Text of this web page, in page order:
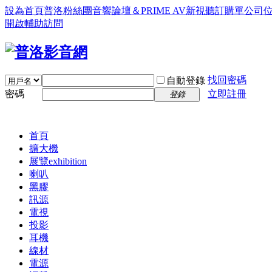
設為首頁普洛粉絲團音響論壇＆PRIME AV新視聽訂購單公司
開啟輔助訪問
自動登錄 找回密碼
密碼
登錄 立即註冊
首頁
擴大機
展覽exhibition
喇叭
黑膠
訊源
電視
投影
耳機
線材
電源